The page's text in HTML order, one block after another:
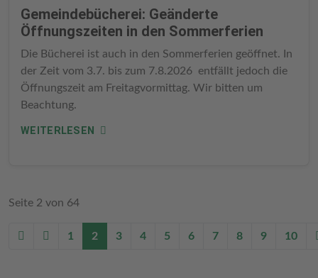
Gemeindebücherei: Geänderte
Öffnungszeiten in den Sommerferien
Die Bücherei ist auch in den Sommerferien geöffnet. In
der Zeit vom 3.7. bis zum 7.8.2026 entfällt jedoch die
Öffnungszeit am Freitagvormittag. Wir bitten um
Beachtung.
WEITERLESEN
Seite 2 von 64
1 2 3 4 5 6 7 8 9 10